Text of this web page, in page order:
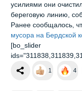
усилиями они
береговую линию,
Ранее сообщалось,
мусора на Бердской
[bo_slider
1 4